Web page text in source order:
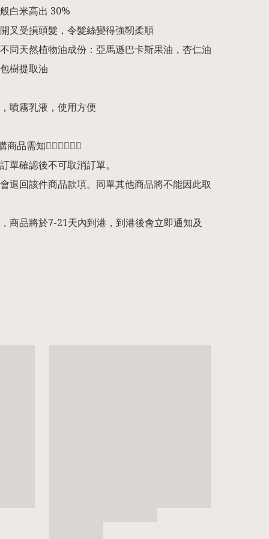
白米高出 30%
叉受損頭髮，令髮絲變得強靭柔順
同天然植物油成份：亞馬遜巴卡斯果油，杏仁油
樹提取油
噴霧乳液，使用方便
商品需知👇🏻👇🏻👇🏻
單確認後不可取消訂單。
退回該件商品款項。同單其他商品將不能因此取
商品將於7-21天內到港，到港後會立即通知及